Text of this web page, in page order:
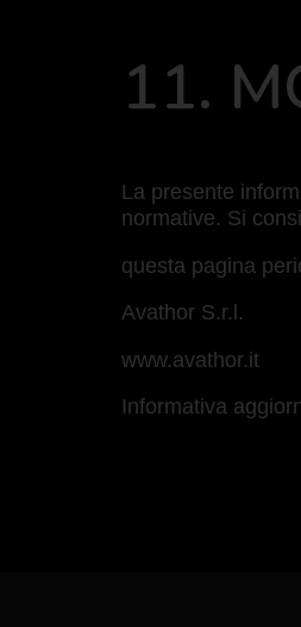
11.
La presente
normative. Si
questa pagina
Avathor S.r.l.
www.avathor.it
Informativa